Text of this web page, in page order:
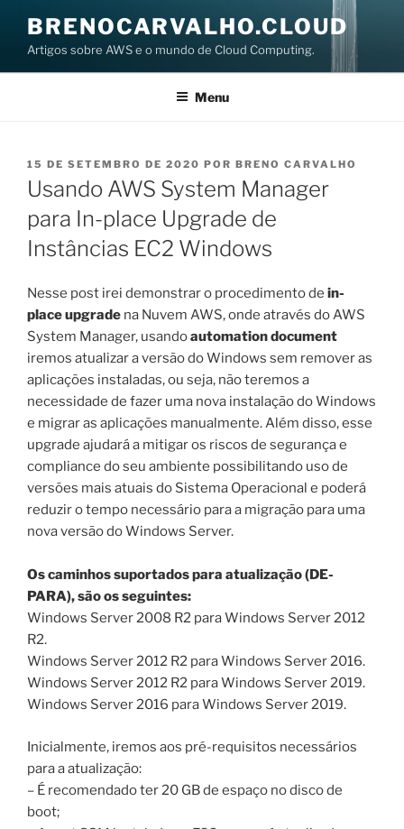
conteúdo
BRENOCARVALHO.CLOUD
Artigos sobre AWS e o mundo de Cloud Computing.
Menu
PUBLICADO
EM
15 DE SETEMBRO DE 2020 POR BRENO CARVALHO
Usando AWS System Manager
para In-place Upgrade de
Instâncias EC2 Windows
Nesse post irei demonstrar o procedimento de in-
place upgrade na Nuvem AWS, onde através do AWS
System Manager, usandoautomation document
iremos atualizar a versão do Windows sem remover as
aplicações instaladas, ou seja, não teremos a
necessidade de fazer uma nova instalação do Windows
e migrar as aplicações manualmente. Além disso, esse
upgrade ajudará a mitigar os riscos de segurança e
compliance do seu ambiente possibilitando uso de
versões mais atuais do Sistema Operacional e poderá
reduzir o tempo necessário para a migração para uma
nova versão do Windows Server.
Os caminhos suportados para atualização (DE-
PARA), são os seguintes:
Windows Server 2008 R2 para Windows Server 2012
R2.
Windows Server 2012 R2 para Windows Server 2016.
Windows Server 2012 R2 para Windows Server 2019.
Windows Server 2016 para Windows Server 2019.
Inicialmente, iremos aos pré-requisitos necessários
para a atualização:
– É recomendado ter 20 GB de espaço no disco de
boot;